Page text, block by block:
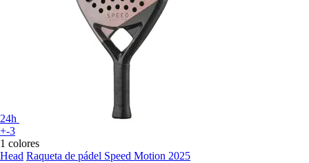
24h
+-3
1 colores
Head Raqueta de pádel Speed Motion 2025